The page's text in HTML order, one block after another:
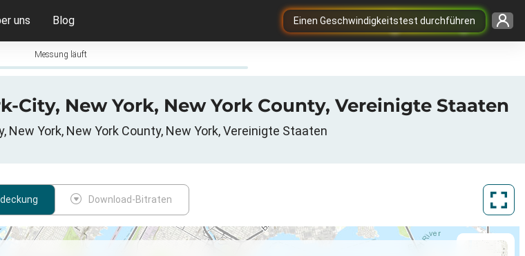
Einen Geschwindigkeitstest durchführen
uns Blog
Messung läuft
City, New York, New York County, Vereinigte Staaten
New York, New York County, New York, Vereinigte Staaten
Download-Bitraten